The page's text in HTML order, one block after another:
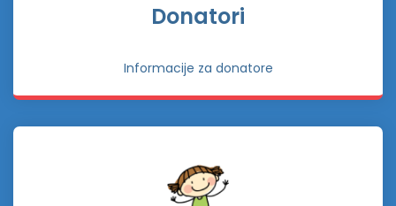
Donatori
Informacije za donatore